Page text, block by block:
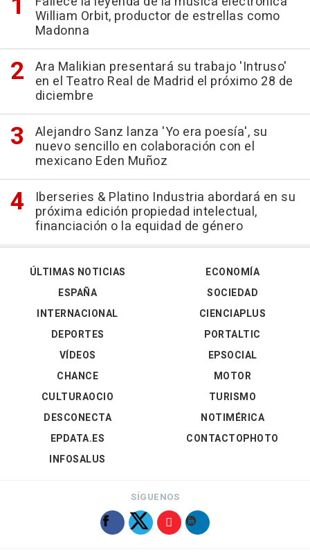
William Orbit, productor de estrellas como
Madonna
Ara Malikian presentará su trabajo 'Intruso'
en el Teatro Real de Madrid el próximo 28 de
diciembre
Alejandro Sanz lanza 'Yo era poesía', su
nuevo sencillo en colaboración con el
mexicano Eden Muñoz
Iberseries & Platino Industria abordará en su
próxima edición propiedad intelectual,
financiación o la equidad de género
ÚLTIMAS NOTICIAS
ESPAÑA
INTERNACIONAL
DEPORTES
VÍDEOS
ECONOMÍA
SOCIEDAD
CIENCIAPLUS
PORTALTIC
EPSOCIAL
CHANCE
CULTURAOCIO
DESCONECTA
EPDATA.ES
INFOSALUS
MOTOR
TURISMO
NOTIMÉRICA
CONTACTOPHOTO
SÍGUENOS